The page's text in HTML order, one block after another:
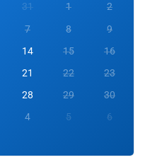
31 1
2
7 8
9
14 15
16
21 22
23
28 29
30
4 5 6